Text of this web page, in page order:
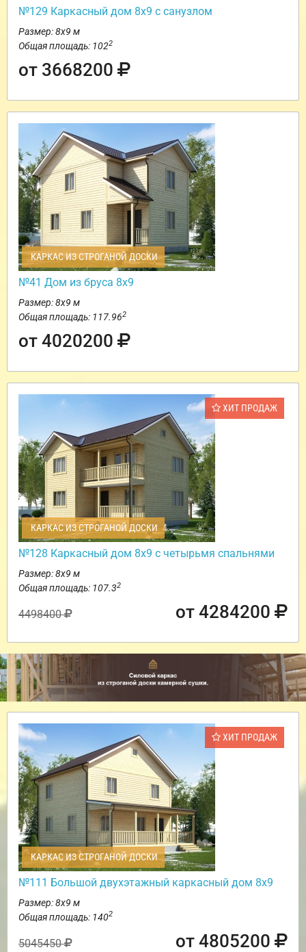
№129 Каркасный дом 8х9 с санузлом
Размер: 8х9 м
Общая площадь: 1022
от 3668200
КАРКАС ИЗ СТРОГАНОЙ ДОСКИ
№41 Дом из бруса 8х9
Размер: 8х9 м
Общая площадь: 117.962
от 4020200
ХИТ ПРОДАЖ
КАРКАС ИЗ СТРОГАНОЙ ДОСКИ
№128 Каркасный дом 8х9 с четырьмя спальнями
Размер: 8х9 м
Общая площадь: 107.32
4498400 от 4284200
ХИТ ПРОДАЖ
КАРКАС ИЗ СТРОГАНОЙ ДОСКИ
№111 Большой двухэтажный каркасный дом 8х9
Размер: 8х9 м
Общая площадь: 1402
5045450 от 4805200